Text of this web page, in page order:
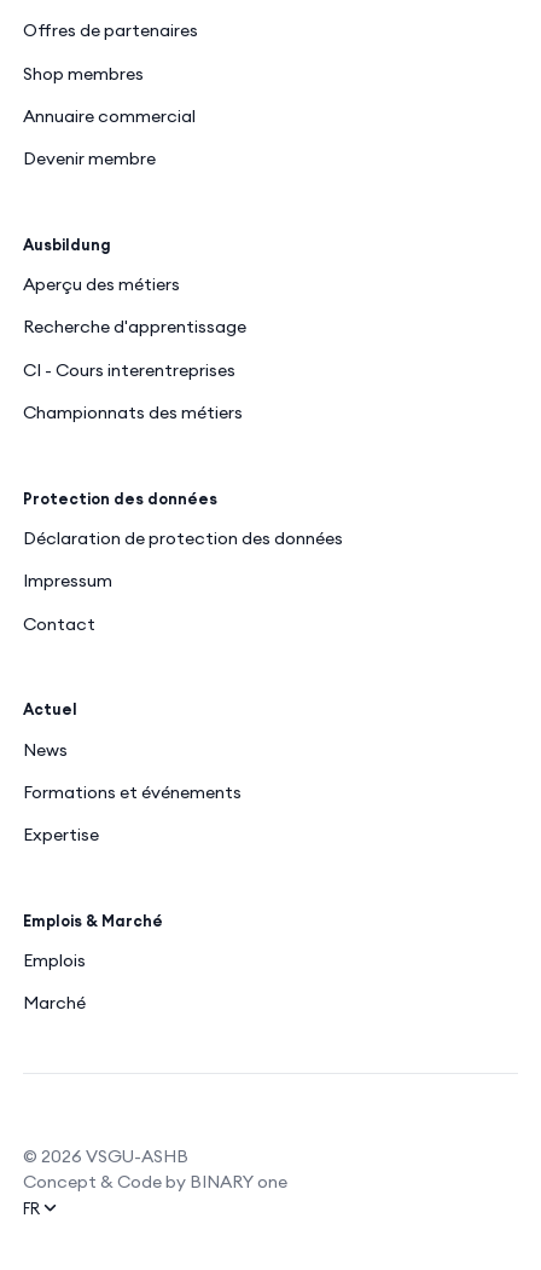
Offres de partenaires
Shop membres
Annuaire commercial
Devenir membre
Ausbildung
Aperçu des métiers
Recherche d'apprentissage
CI - Cours interentreprises
Championnats des métiers
Protection des données
Déclaration de protection des données
Impressum
Contact
Actuel
News
Formations et événements
Expertise
Emplois & Marché
Emplois
Marché
© 2026 VSGU-ASHB
Concept & Code by BINARY one
FR